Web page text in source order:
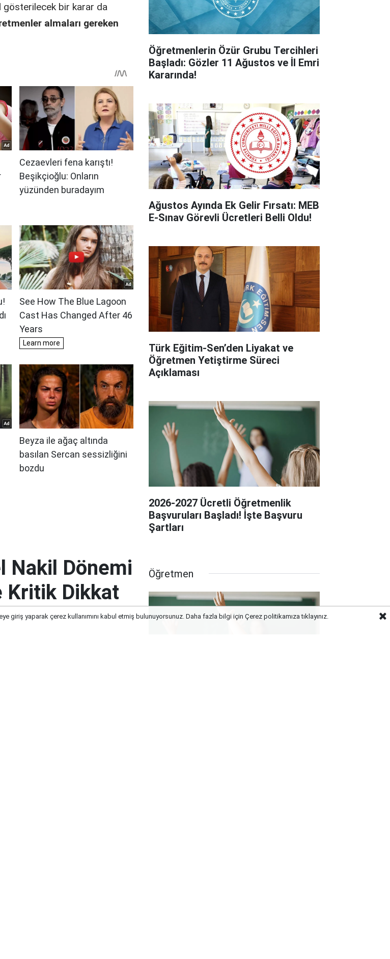
gösterilecek bir karar da
almaları gereken
Öğretmenlerin Özür Grubu Tercihleri
Başladı: Gözler 11 Ağustos ve İl Emri
Kararında!
Ağustos Ayında Ek Gelir Fırsatı: MEB
E-Sınav Görevli Ücretleri Belli Oldu!
Türk Eğitim-Sen’den Liyakat ve
Öğretmen Yetiştirme Süreci
Açıklaması
2026-2027 Ücretli Öğretmenlik
Başvuruları Başladı! İşte Başvuru
Şartları
Nakil Dönemi
Kritik Dikkat
Öğretmen
giriş yaparak çerez kullanımını kabul etmiş bulunuyorsunuz. Daha fazla bilgi için Çerez politikamızatıklayınız.